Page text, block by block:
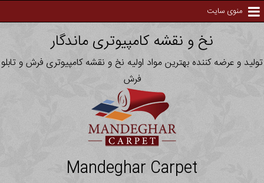
منوی سایت
نخ و نقشه کامپیوتری ماندگار
تولید و عرضه کننده بهترین مواد اولیه نخ و نقشه کامپیوتری فرش و تابلو
فرش
Mandeghar Carpet